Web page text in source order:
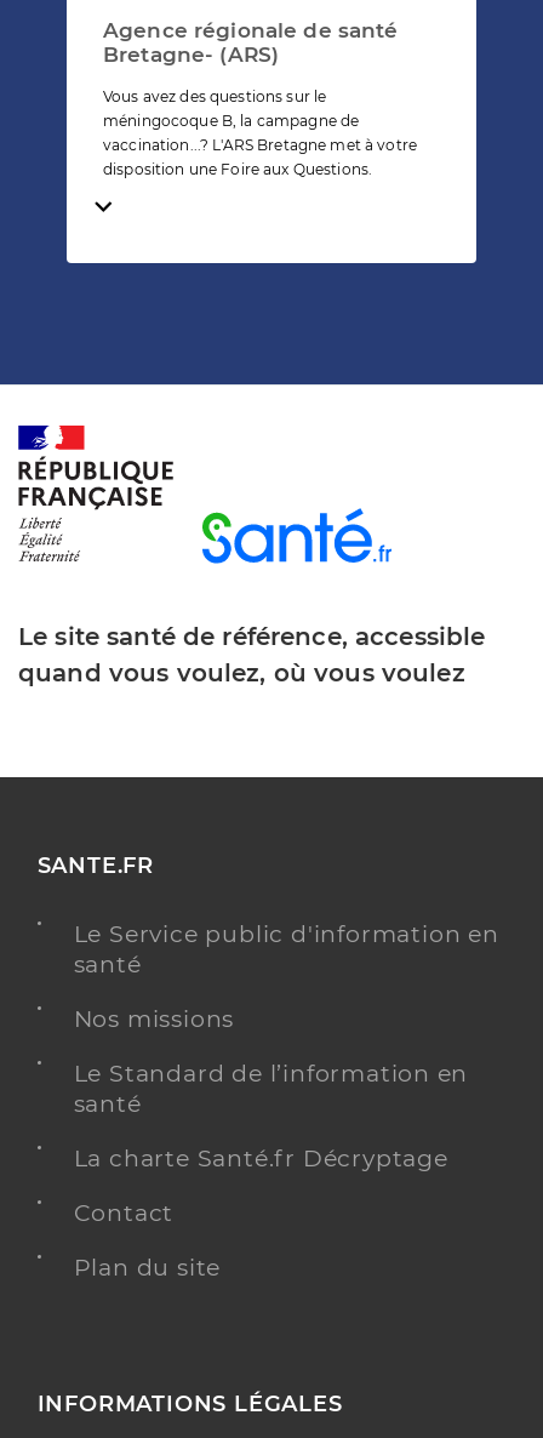
Agence régionale de santé
Bretagne- (ARS)
Vous avez des questions sur le
méningocoque B, la campagne de
vaccination...? L'ARS Bretagne met à votre
disposition une Foire aux Questions.
Temps de lecture
Le site santé de référence, accessible
quand vous voulez, où vous voulez
SANTE.FR
Le Service public d'information en
santé
Nos missions
Le Standard de l’information en
santé
La charte Santé.fr Décryptage
Contact
Plan du site
INFORMATIONS LÉGALES